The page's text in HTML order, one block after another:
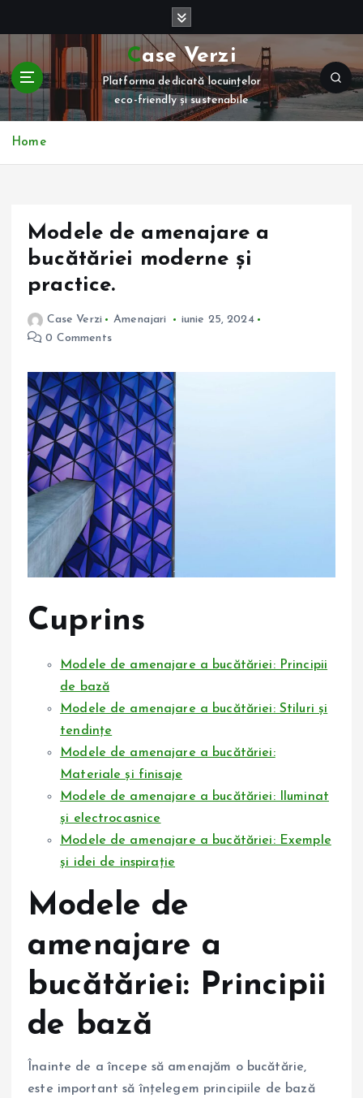
t
c
Case Verzi
Platforma dedicată locuințelor
eco-friendly și sustenabile
Home
Modele de amenajare a
bucătăriei moderne și
practice.
Case Verzi Amenajari
iunie 25, 2024
0 Comments
Cuprins
Modele de amenajare a bucătăriei: Principii
de bază
Modele de amenajare a bucătăriei: Stiluri și
tendințe
Modele de amenajare a bucătăriei:
Materiale și finisaje
Modele de amenajare a bucătăriei: Iluminat
și electrocasnice
Modele de amenajare a bucătăriei: Exemple
și idei de inspirație
Modele de
amenajare a
bucătăriei: Principii
de bază
Înainte de a începe să amenajăm o bucătărie,
este important să înțelegem principiile de bază